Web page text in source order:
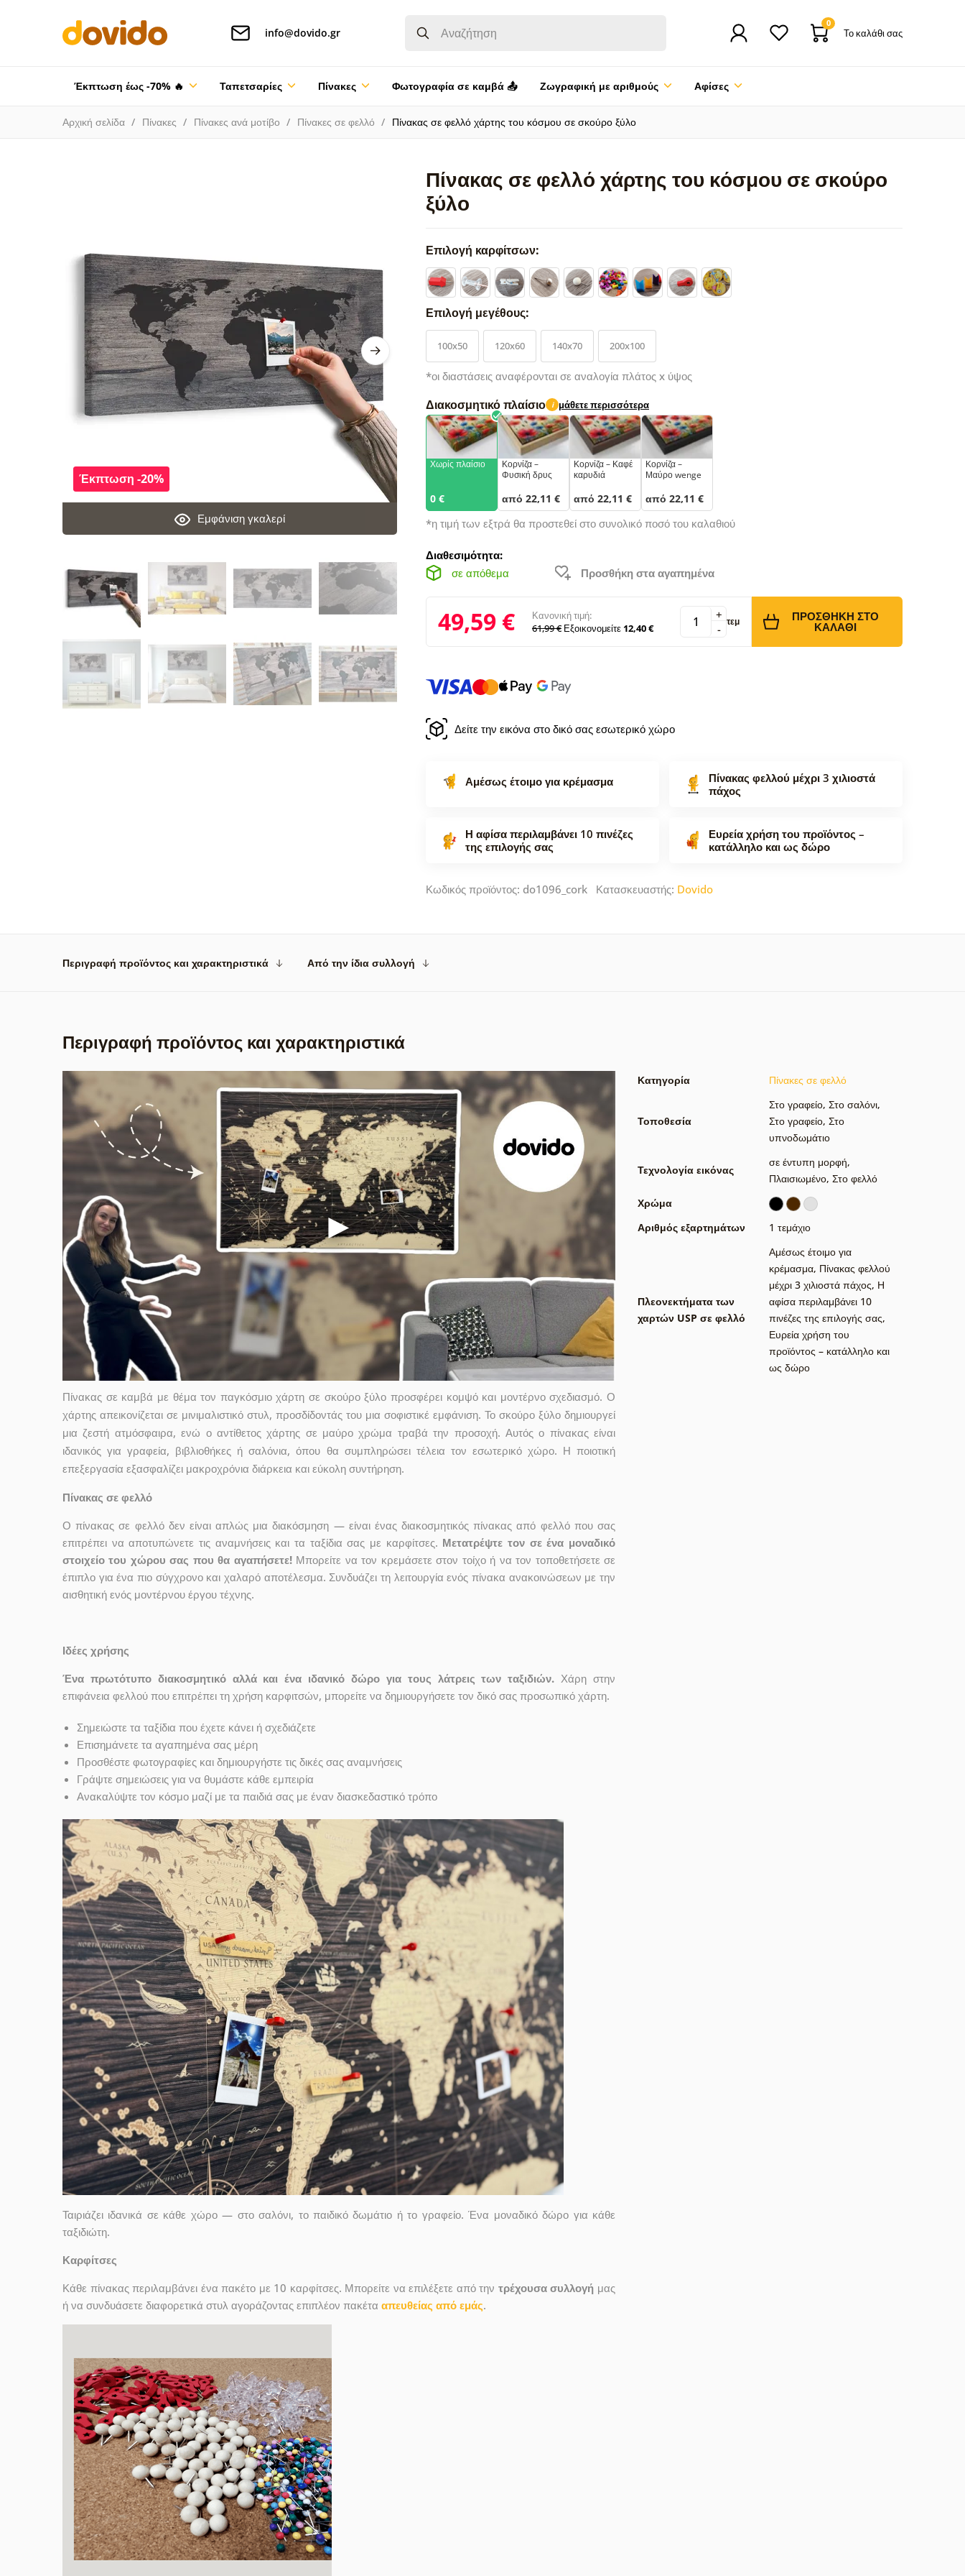
info@dovido.gr
0
Το καλάθι σας
Έκπτωση έως -70% 🔥 Ταπετσαρίες Πίνακες Φωτογραφία σε καμβά 📤 Ζωγραφική με αριθμούς Αφίσες
Αρχική σελίδα Πίνακες Πίνακες ανά μοτίβο Πίνακες σε φελλό Πίνακας σε φελλό χάρτης του κόσμου σε σκούρο ξύλο
Πίνακας σε φελλό χάρτης του κόσμου σε σκούρο
ξύλο
Εμφάνιση γκαλερί
Έκπτωση -20%
Επιλογή καρφίτσων:
Επιλογή μεγέθους:
100x50 120x60 140x70 200x100
*οι διαστάσεις αναφέρονται σε αναλογία πλάτος x ύψος
Διακοσμητικό πλαίσιο i μάθετε περισσότερα
Χωρίς πλαίσιο
0 €
Κορνίζα –
Φυσική δρυς
από 22,11 €
Κορνίζα – Καφέ
καρυδιά
από 22,11 €
Κορνίζα –
Μαύρο wenge
από 22,11 €
*η τιμή των εξτρά θα προστεθεί στο συνολικό ποσό του καλαθιού
Διαθεσιμότητα:
σε απόθεμα
Προσθήκη στα αγαπημένα
49,59 €
Κανονική τιμή:
61,99 € Εξοικονομείτε 12,40 € -
+ τεμ ΠΡΟΣΘΉΚΗ ΣΤΟ
ΚΑΛΆΘΙ
Δείτε την εικόνα στο δικό σας εσωτερικό χώρο
Αμέσως έτοιμο για κρέμασμα
Πίνακας φελλού μέχρι 3 χιλιοστά
πάχος
Η αφίσα περιλαμβάνει 10 πινέζες
της επιλογής σας
Ευρεία χρήση του προϊόντος –
κατάλληλο και ως δώρο
Κωδικός προϊόντος: do1096_cork Κατασκευαστής: Dovido
Περιγραφή προϊόντος και χαρακτηριστικά Από την ίδια συλλογή
Περιγραφή προϊόντος και χαρακτηριστικά
Πίνακας σε καμβά με θέμα τον παγκόσμιο χάρτη σε σκούρο ξύλο προσφέρει κομψό και μοντέρνο σχεδιασμό. Ο
χάρτης απεικονίζεται σε μινιμαλιστικό στυλ, προσδίδοντάς του μια σοφιστικέ εμφάνιση. Το σκούρο ξύλο δημιουργεί
μια ζεστή ατμόσφαιρα, ενώ ο αντίθετος χάρτης σε μαύρο χρώμα τραβά την προσοχή. Αυτός ο πίνακας είναι
ιδανικός για γραφεία, βιβλιοθήκες ή σαλόνια, όπου θα συμπληρώσει τέλεια τον εσωτερικό χώρο. Η ποιοτική
επεξεργασία εξασφαλίζει μακροχρόνια διάρκεια και εύκολη συντήρηση.
Πίνακας σε φελλό
Ο πίνακας σε φελλό δεν είναι απλώς μια διακόσμηση — είναι ένας διακοσμητικός πίνακας από φελλό που σας
επιτρέπει να αποτυπώνετε τις αναμνήσεις και τα ταξίδια σας με καρφίτσες. Μετατρέψτε τον σε ένα μοναδικό
στοιχείο του χώρου σας που θα αγαπήσετε!Μπορείτε να τον κρεμάσετε στον τοίχο ή να τον τοποθετήσετε σε
έπιπλο για ένα πιο σύγχρονο και χαλαρό αποτέλεσμα. Συνδυάζει τη λειτουργία ενός πίνακα ανακοινώσεων με την
αισθητική ενός μοντέρνου έργου τέχνης.
Ιδέες χρήσης
Ένα πρωτότυπο διακοσμητικό αλλά και ένα ιδανικό δώρο για τους λάτρεις των ταξιδιών. Χάρη στην
επιφάνεια φελλού που επιτρέπει τη χρήση καρφιτσών, μπορείτε να δημιουργήσετε τον δικό σας προσωπικό χάρτη.
Σημειώστε τα ταξίδια που έχετε κάνει ή σχεδιάζετε
Επισημάνετε τα αγαπημένα σας μέρη
Προσθέστε φωτογραφίες και δημιουργήστε τις δικές σας αναμνήσεις
Γράψτε σημειώσεις για να θυμάστε κάθε εμπειρία
Ανακαλύψτε τον κόσμο μαζί με τα παιδιά σας με έναν διασκεδαστικό τρόπο
Ταιριάζει ιδανικά σε κάθε χώρο — στο σαλόνι, το παιδικό δωμάτιο ή το γραφείο. Ένα μοναδικό δώρο για κάθε
ταξιδιώτη.
Καρφίτσες
Κάθε πίνακας περιλαμβάνει ένα πακέτο με 10 καρφίτσες. Μπορείτε να επιλέξετε από την τρέχουσα συλλογή μας
ή να συνδυάσετε διαφορετικά στυλ αγοράζοντας επιπλέον πακέτα απευθείας από εμάς.
Κατηγορία Πίνακες σε φελλό
Τοποθεσία
Στο γραφείο, Στο σαλόνι,
Στο γραφείο, Στο
υπνοδωμάτιο
Τεχνολογία εικόνας
σε έντυπη μορφή,
Πλαισιωμένο, Στο φελλό
Χρώμα
Αριθμός εξαρτημάτων
1 τεμάχιο
Πλεονεκτήματα των
χαρτών USP σε φελλό
Αμέσως έτοιμο για
κρέμασμα, Πίνακας φελλού
μέχρι 3 χιλιοστά πάχος, Η
αφίσα περιλαμβάνει 10
πινέζες της επιλογής σας,
Ευρεία χρήση του
προϊόντος – κατάλληλο και
ως δώρο